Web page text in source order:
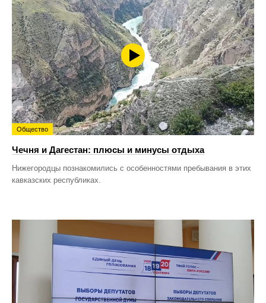
Общество
Чечня и Дагестан: плюсы и минусы отдыха
Нижегородцы познакомились с особенностями пребывания в этих
кавказских республиках.